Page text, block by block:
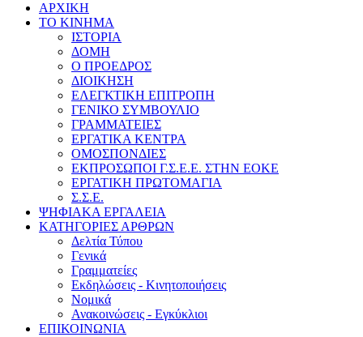
ΑΡΧΙΚΗ
ΤΟ ΚΙΝΗΜΑ
ΙΣΤΟΡΙΑ
ΔΟΜΗ
Ο ΠΡΟΕΔΡΟΣ
ΔΙΟΙΚΗΣΗ
ΕΛΕΓΚΤΙΚΗ ΕΠΙΤΡΟΠΗ
ΓΕΝΙΚΟ ΣΥΜΒΟΥΛΙΟ
ΓΡΑΜΜΑΤΕΙΕΣ
ΕΡΓΑΤΙΚΑ ΚΕΝΤΡΑ
ΟΜΟΣΠΟΝΔΙΕΣ
ΕΚΠΡΟΣΩΠΟΙ Γ.Σ.Ε.Ε. ΣΤΗΝ ΕΟΚΕ
ΕΡΓΑΤΙΚΗ ΠΡΩΤΟΜΑΓΙΑ
Σ.Σ.Ε.
ΨΗΦΙΑΚΑ ΕΡΓΑΛΕΙΑ
ΚΑΤΗΓΟΡΙΕΣ ΑΡΘΡΩΝ
Δελτία Τύπου
Γενικά
Γραμματείες
Εκδηλώσεις - Κινητοποιήσεις
Νομικά
Ανακοινώσεις - Εγκύκλιοι
ΕΠΙΚΟΙΝΩΝΙΑ